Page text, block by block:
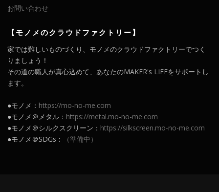
お問い合わせ
【モノメのクラウドファクトリー】
家では難しいものづくり、モノメのクラウドファクトリーでつく
りましょう！
その道の職人が真心込めて、あなたのMAKER's LIFEをサポートし
ます。
●モノメ： https://mo-no-me.com
●モノメ＠メタル： https://metal.mo-no-me.com
●モノメ＠シルクスクリーン： https://silkscreen.mo-no-me.com
●モノメ＠SDGs：
（準備中）